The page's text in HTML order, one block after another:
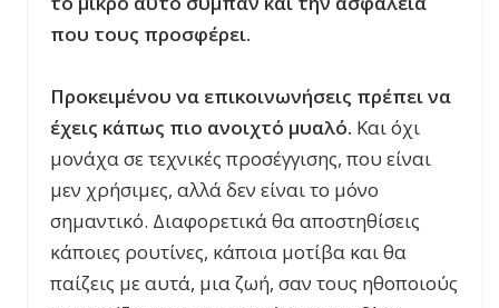
που τους προσφέρει.
Προκειμένου να επικοινωνήσεις πρέπει να
έχεις κάπως πιο ανοιχτό μυαλό. Και όχι
μονάχα σε τεχνικές προσέγγισης, που είναι
μεν χρήσιμες, αλλά δεν είναι το μόνο
σημαντικό. Διαφορετικά θα αποστηθίσεις
κάποιες ρουτίνες, κάποια μοτίβα και θα
παίζεις με αυτά, μια ζωή, σαν τους ηθοποιούς